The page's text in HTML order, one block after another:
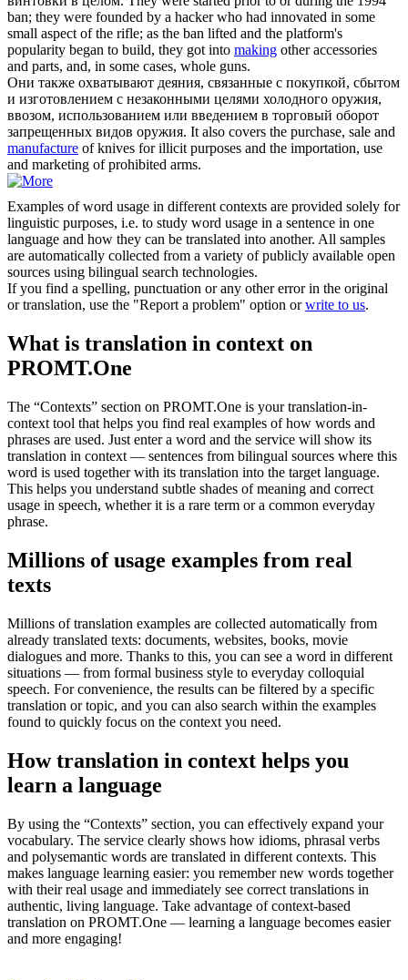
ban; they were founded by a hacker who had innovated in some
small aspect of the rifle; as the ban lifted and the platform's
popularity began to build, they got into making other accessories
and parts, and, in some cases, whole guns.
Они также охватывают деяния, связанные с покупкой, сбытом
и изготовлением с незаконными целями холодного оружия,
ввозом, использованием или введением в торговый оборот
запрещенных видов оружия. It also covers the purchase, sale and
manufacture of knives for illicit purposes and the importation, use
and marketing of prohibited arms.
Examples of word usage in different contexts are provided solely for
linguistic purposes, i.e. to study word usage in a sentence in one
language and how they can be translated into another. All samples
are automatically collected from a variety of publicly available open
sources using bilingual search technologies.
If you find a spelling, punctuation or any other error in the original
or translation, use the "Report a problem" option orwrite to us.
What is translation in context on
PROMT.One
The “Contexts” section on PROMT.One is your translation-in-
context tool that helps you find real examples of how words and
phrases are used. Just enter a word and the service will show its
translation in context — sentences from bilingual sources where this
word is used together with its translation into the target language.
This helps you understand subtle shades of meaning and correct
usage in speech, whether it is a rare term or a common everyday
phrase.
Millions of usage examples from real
texts
Millions of translation examples are collected automatically from
already translated texts: documents, websites, books, movie
dialogues and more. Thanks to this, you can see a word in different
situations — from formal business style to everyday colloquial
speech. For convenience, the results can be filtered by a specific
translation or topic, and you can also search within the examples
found to quickly focus on the context you need.
How translation in context helps you
learn a language
By using the “Contexts” section, you can effectively expand your
vocabulary. The service clearly shows how idioms, phrasal verbs
and polysemantic words are translated in different contexts. This
makes language learning easier: you remember new words together
with their real usage and immediately see correct translations in
authentic, living language. Take advantage of context-based
translation on PROMT.One — learning a language becomes easier
and more engaging!